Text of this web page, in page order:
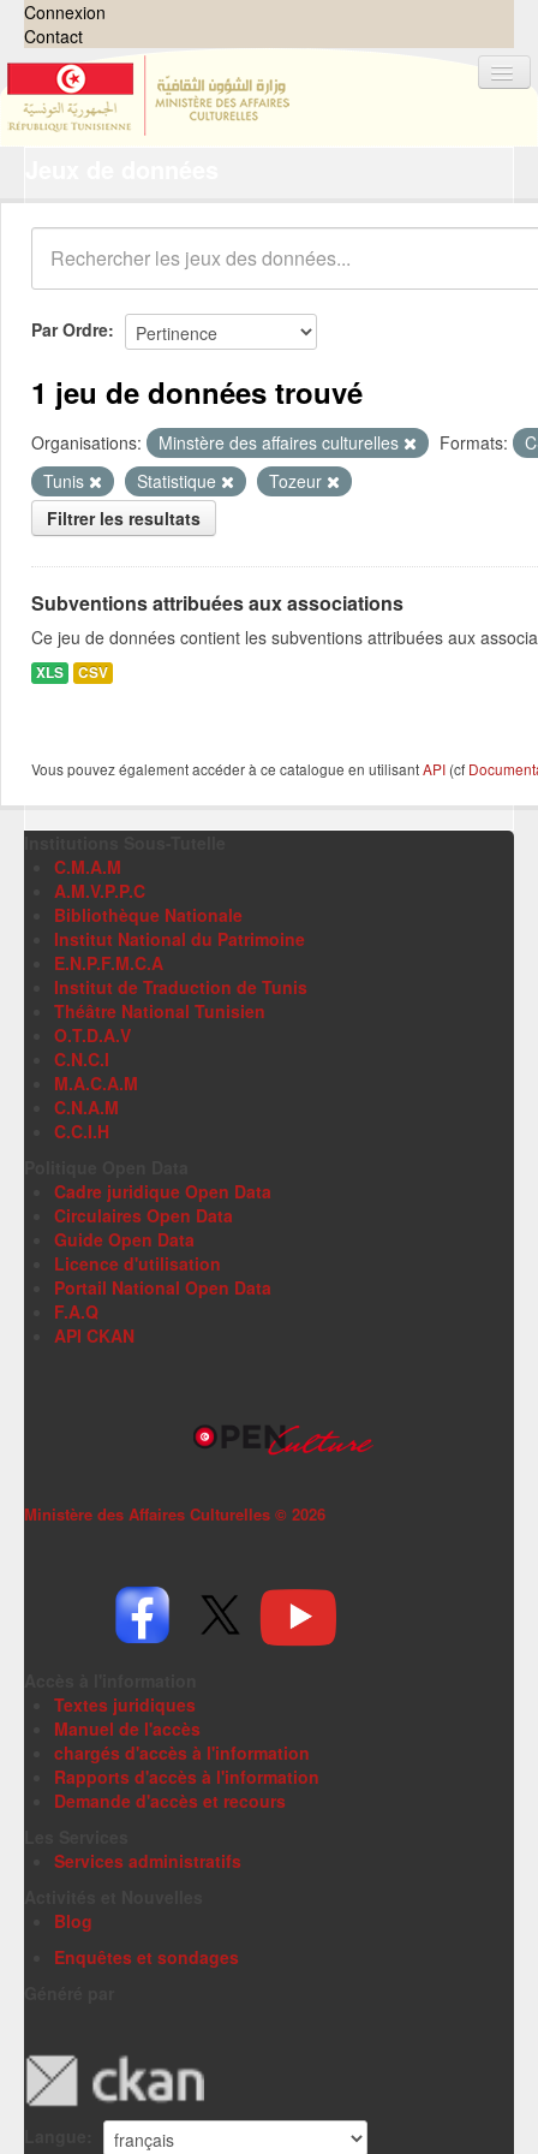
Connexion
Contact
Organisations
Groupes
Demandes 0
À propos
Par Ordre
1 jeu de données trouvé
Organisations: Minstère des affaires culturelles Formats:
Tunis
Statistique
Tozeur
Filtrer les resultats
Subventions attribuées aux associations
Ce jeu de données contient les subventions attribuées aux
XLS CSV
Vous pouvez également accéder à ce catalogue en utilisantAPI (cf
C.M.A.M
A.M.V.P.P.C
Bibliothèque Nationale
Institut National du Patrimoine
E.N.P.F.M.C.A
Institut de Traduction de Tunis
Théâtre National Tunisien
O.T.D.A.V
C.N.C.I
M.A.C.A.M
C.N.A.M
C.C.I.H
Cadre juridique Open Data
Circulaires Open Data
Guide Open Data
Licence d'utilisation
Portail National Open Data
F.A.Q
API CKAN
Ministère des Affaires Culturelles © 2026
Textes juridiques
Manuel de l'accès
chargés d'accès à l'information
Rapports d'accès à l'information
Demande d'accès et recours
Services administratifs
Blog
Enquêtes et sondages